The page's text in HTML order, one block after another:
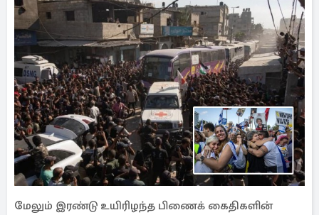
மேலும் இரண்டு உயிரிழந்த பிணைக் கைதிகளின்